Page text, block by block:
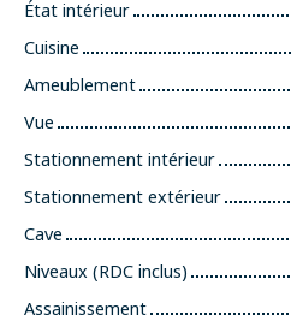
État intérieur
Cuisine
Ameublement
Vue
Stationnement intérieur
Stationnement extérieur
Cave
Niveaux (RDC inclus)
Assainissement